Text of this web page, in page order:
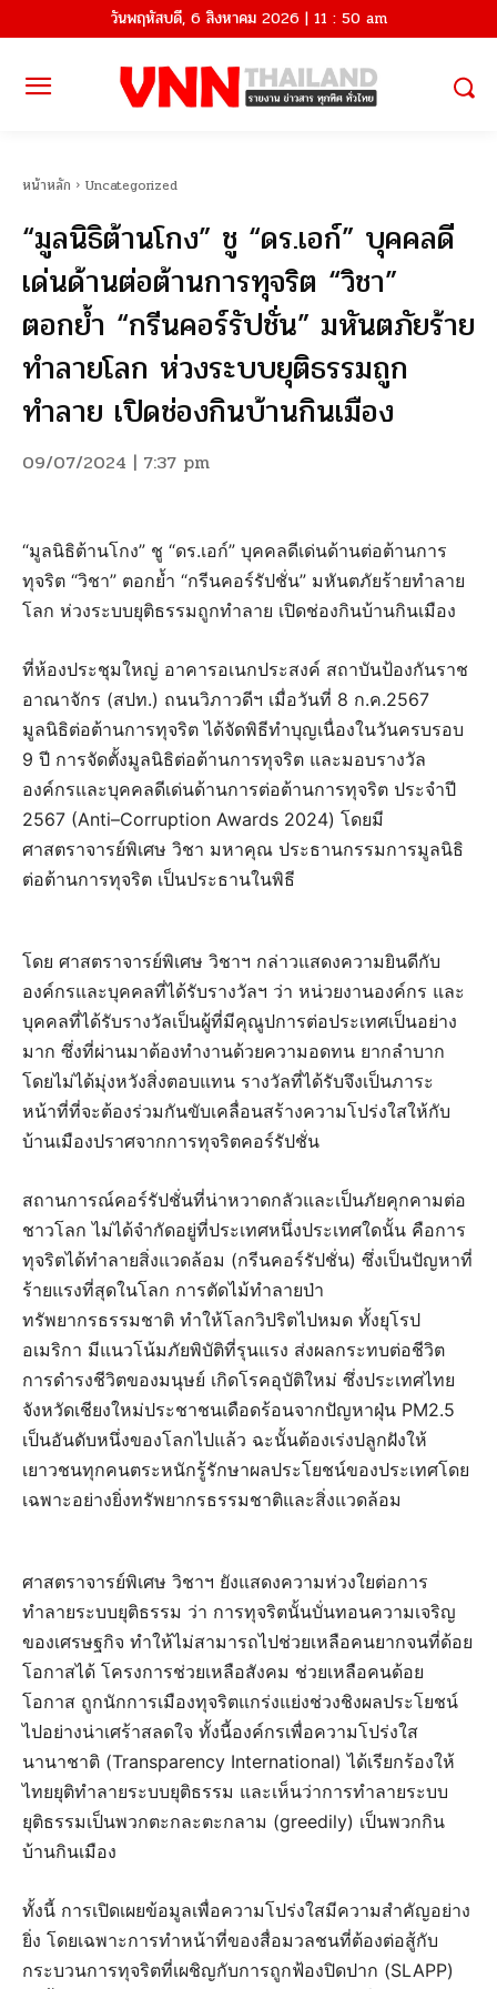
วันพฤหัสบดี, 6 สิงหาคม 2026 | 11 : 50 am
หน้าหลัก Uncategorized
“มูลนิธิต้านโกง” ชู “ดร.เอก์” บุคคลดี
เด่นด้านต่อต้านการทุจริต “วิชา”
ตอกย้ำ “กรีนคอร์รัปชั่น” มหันตภัยร้าย
ทำลายโลก ห่วงระบบยุติธรรมถูก
ทำลาย เปิดช่องกินบ้านกินเมือง
09/07/2024 | 7:37 pm
“มูลนิธิต้านโกง” ชู “ดร.เอก์” บุคคลดีเด่นด้านต่อต้านการ
ทุจริต “วิชา” ตอกย้ำ “กรีนคอร์รัปชั่น” มหันตภัยร้ายทำลาย
โลก ห่วงระบบยุติธรรมถูกทำลาย เปิดช่องกินบ้านกินเมือง
ที่ห้องประชุมใหญ่ อาคารอเนกประสงค์ สถาบันป้องกันราช
อาณาจักร (สปท.) ถนนวิภาวดีฯ เมื่อวันที่ 8 ก.ค.2567
มูลนิธิต่อต้านการทุจริต ได้จัดพิธีทำบุญเนื่องในวันครบรอบ
9 ปี การจัดตั้งมูลนิธิต่อต้านการทุจริต และมอบรางวัล
องค์กรและบุคคลดีเด่นด้านการต่อต้านการทุจริต ประจำปี
2567 (Anti–Corruption Awards 2024) โดยมี
ศาสตราจารย์พิเศษ วิชา มหาคุณ ประธานกรรมการมูลนิธิ
ต่อต้านการทุจริต เป็นประธานในพิธี
โดย ศาสตราจารย์พิเศษ วิชาฯ กล่าวแสดงความยินดีกับ
องค์กรและบุคคลที่ได้รับรางวัลฯ ว่า หน่วยงานองค์กร และ
บุคคลที่ได้รับรางวัลเป็นผู้ที่มีคุณูปการต่อประเทศเป็นอย่าง
มาก ซึ่งที่ผ่านมาต้องทำงานด้วยความอดทน ยากลำบาก
โดยไม่ได้มุ่งหวังสิ่งตอบแทน รางวัลที่ได้รับจึงเป็นภาระ
หน้าที่ที่จะต้องร่วมกันขับเคลื่อนสร้างความโปร่งใสให้กับ
บ้านเมืองปราศจากการทุจริตคอร์รัปชั่น
สถานการณ์คอร์รัปชั่นที่น่าหวาดกลัวและเป็นภัยคุกคามต่อ
ชาวโลก ไม่ได้จำกัดอยู่ที่ประเทศหนึ่งประเทศใดนั้น คือการ
ทุจริตได้ทำลายสิ่งแวดล้อม (กรีนคอร์รัปชั่น) ซึ่งเป็นปัญหาที่
ร้ายแรงที่สุดในโลก การตัดไม้ทำลายป่า
ทรัพยากรธรรมชาติ ทำให้โลกวิปริตไปหมด ทั้งยุโรป
อเมริกา มีแนวโน้มภัยพิบัติที่รุนแรง ส่งผลกระทบต่อชีวิต
การดำรงชีวิตของมนุษย์ เกิดโรคอุบัติใหม่ ซึ่งประเทศไทย
จังหวัดเชียงใหม่ประชาชนเดือดร้อนจากปัญหาฝุ่น PM2.5
เป็นอันดับหนึ่งของโลกไปแล้ว ฉะนั้นต้องเร่งปลูกฝังให้
เยาวชนทุกคนตระหนักรู้รักษาผลประโยชน์ของประเทศโดย
เฉพาะอย่างยิ่งทรัพยากรธรรมชาติและสิ่งแวดล้อม
ศาสตราจารย์พิเศษ วิชาฯ ยังแสดงความห่วงใยต่อการ
ทำลายระบบยุติธรรม ว่า การทุจริตนั้นบั่นทอนความเจริญ
ของเศรษฐกิจ ทำให้ไม่สามารถไปช่วยเหลือคนยากจนที่ด้อย
โอกาสได้ โครงการช่วยเหลือสังคม ช่วยเหลือคนด้อย
โอกาส ถูกนักการเมืองทุจริตแกร่งแย่งช่วงชิงผลประโยชน์
ไปอย่างน่าเศร้าสลดใจ ทั้งนี้องค์กรเพื่อความโปร่งใส
นานาชาติ (Transparency International) ได้เรียกร้องให้
ไทยยุติทำลายระบบยุติธรรม และเห็นว่าการทำลายระบบ
ยุติธรรมเป็นพวกตะกละตะกลาม (greedily) เป็นพวกกิน
บ้านกินเมือง
ทั้งนี้ การเปิดเผยข้อมูลเพื่อความโปร่งใสมีความสำคัญอย่าง
ยิ่ง โดยเฉพาะการทำหน้าที่ของสื่อมวลชนที่ต้องต่อสู้กับ
กระบวนการทุจริตที่เผชิญกับการถูกฟ้องปิดปาก (SLAPP)